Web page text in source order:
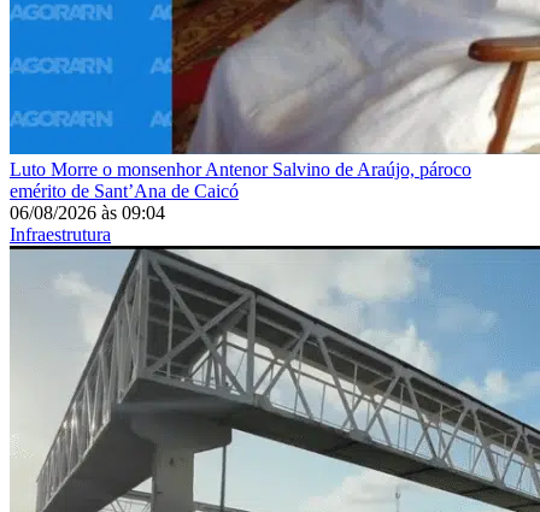
Luto Morre o monsenhor Antenor Salvino de Araújo, pároco
emérito de Sant’Ana de Caicó
06/08/2026 às 09:04
Infraestrutura